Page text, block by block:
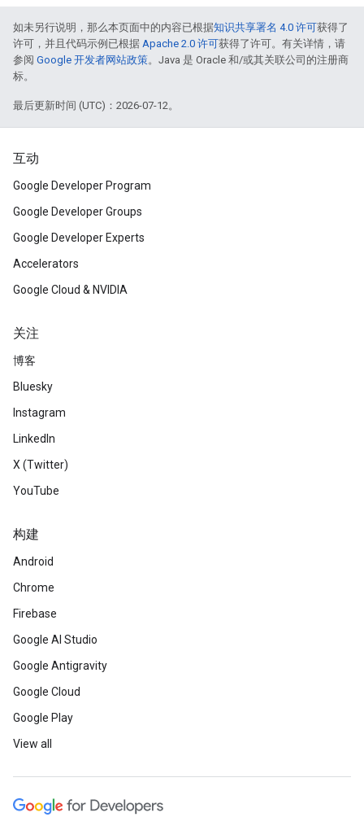
如未另行说明，那么本页面中的内容已根据知识共享署名 4.0 许可获得了
许可，并且代码示例已根据 Apache 2.0 许可获得了许可。有关详情，请
参阅 Google 开发者网站政策。Java 是 Oracle 和/或其关联公司的注册商
标。
最后更新时间 (UTC)：2026-07-12。
互动
Google Developer Program
Google Developer Groups
Google Developer Experts
Accelerators
Google Cloud & NVIDIA
关注
博客
Bluesky
Instagram
LinkedIn
X (Twitter)
YouTube
构建
Android
Chrome
Firebase
Google AI Studio
Google Antigravity
Google Cloud
Google Play
View all